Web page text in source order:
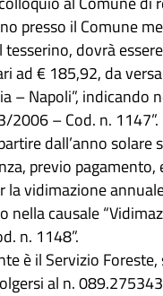
presso il Comune
dovrà
ad € 185,92, da
– Napoli”,
2006 – Cod. n. 1147”.
dall’anno
previo
la vidimazione
nella causale
n. 1148”.
è il Servizio
al n.